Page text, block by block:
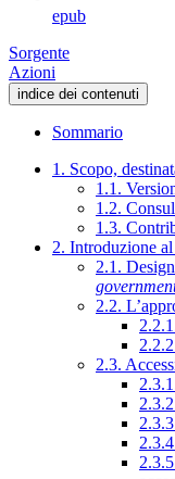
epub
Sorgente
Azioni
indice dei contenuti
Sommario
1. Scopo,
1.1.
1.2.
1.3.
2. Introduzione
2.1.
2.2.
2.3.